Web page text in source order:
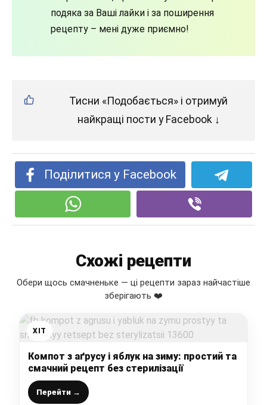
подяка за Ваші лайки і за поширення
рецепту – мені дуже приємно!
Тисни «Подобається» і отримуй
найкращі пости у Facebook ↓
Поділитися у Facebook
Схожі рецепти
Обери щось смачненьке — ці рецепти зараз найчастіше
зберігають ❤️
ХІТ
Компот з аґрусу і яблук на зиму: простий та
смачний рецепт без стерилізації
Перейти →